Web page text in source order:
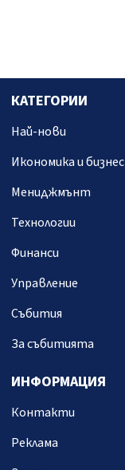
КАТЕГОРИИ
Най-нови
Икономика и бизнес
Мениджмънт
Технологии
Финанси
Управление
Събития
За събитията
ИНФОРМАЦИЯ
Контакти
Реклама